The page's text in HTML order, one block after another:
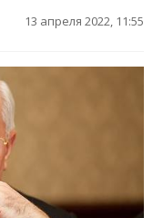
13 апреля 2022, 11:55